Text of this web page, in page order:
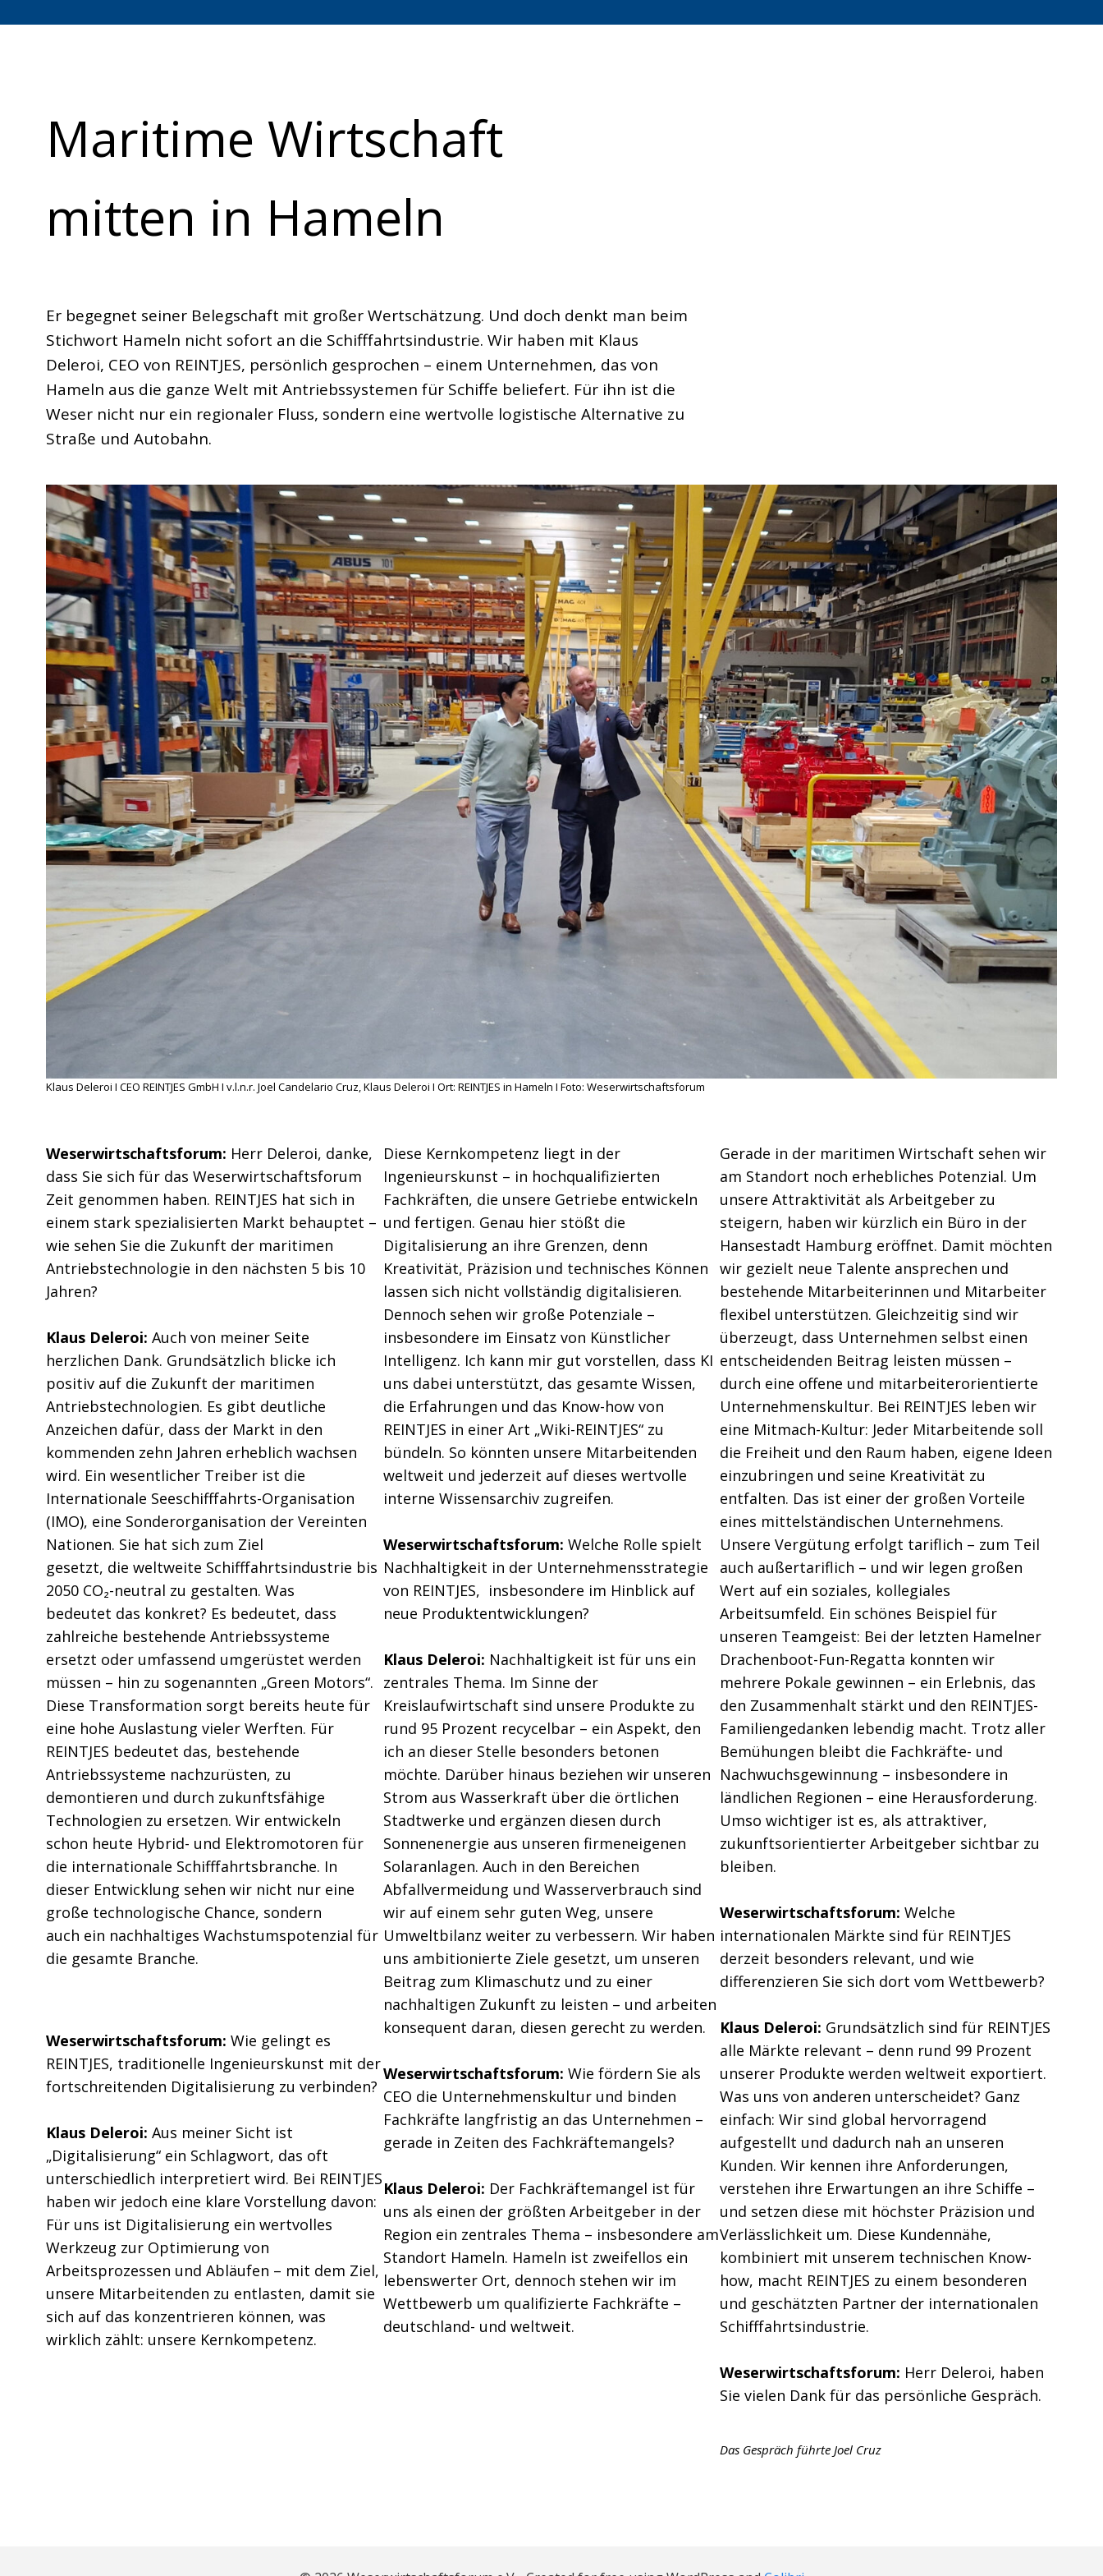
Maritime Wirtschaft
mitten in Hameln
Er begegnet seiner Belegschaft mit großer Wertschätzung. Und doch denkt man beim
Stichwort Hameln nicht sofort an die Schifffahrtsindustrie. Wir haben mit Klaus
Deleroi, CEO von REINTJES, persönlich gesprochen – einem Unternehmen, das von
Hameln aus die ganze Welt mit Antriebssystemen für Schiffe beliefert. Für ihn ist die
Weser nicht nur ein regionaler Fluss, sondern eine wertvolle logistische Alternative zu
Straße und Autobahn.
Klaus Deleroi I CEO REINTJES GmbH I v.l.n.r. Joel Candelario Cruz, Klaus Deleroi I Ort: REINTJES in Hameln I Foto: Weserwirtschaftsforum
Weserwirtschaftsforum: Herr Deleroi, danke,
dass Sie sich für das Weserwirtschaftsforum
Zeit genommen haben. REINTJES hat sich in
einem stark spezialisierten Markt behauptet –
wie sehen Sie die Zukunft der maritimen
Antriebstechnologie in den nächsten 5 bis 10
Jahren?
Klaus Deleroi: Auch von meiner Seite
herzlichen Dank. Grundsätzlich blicke ich
positiv auf die Zukunft der maritimen
Antriebstechnologien. Es gibt deutliche
Anzeichen dafür, dass der Markt in den
kommenden zehn Jahren erheblich wachsen
wird. Ein wesentlicher Treiber ist die
Internationale Seeschifffahrts-Organisation
(IMO), eine Sonderorganisation der Vereinten
Nationen. Sie hat sich zum Ziel
gesetzt, die weltweite Schifffahrtsindustrie bis
2050 CO₂-neutral zu gestalten. Was
bedeutet das konkret? Es bedeutet, dass
zahlreiche bestehende Antriebssysteme
ersetzt oder umfassend umgerüstet werden
müssen – hin zu sogenannten „Green Motors“.
Diese Transformation sorgt bereits heute für
eine hohe Auslastung vieler Werften. Für
REINTJES bedeutet das, bestehende
Antriebssysteme nachzurüsten, zu
demontieren und durch zukunftsfähige
Technologien zu ersetzen. Wir entwickeln
schon heute Hybrid- und Elektromotoren für
die internationale Schifffahrtsbranche. In
dieser Entwicklung sehen wir nicht nur eine
große technologische Chance, sondern
auch ein nachhaltiges Wachstumspotenzial für
die gesamte Branche.
Weserwirtschaftsforum: Wie gelingt es
REINTJES, traditionelle Ingenieurskunst mit der
fortschreitenden Digitalisierung zu verbinden?
Klaus Deleroi: Aus meiner Sicht ist
„Digitalisierung“ ein Schlagwort, das oft
unterschiedlich interpretiert wird. Bei REINTJES
haben wir jedoch eine klare Vorstellung davon:
Für uns ist Digitalisierung ein wertvolles
Werkzeug zur Optimierung von
Arbeitsprozessen und Abläufen – mit dem Ziel,
unsere Mitarbeitenden zu entlasten, damit sie
sich auf das konzentrieren können, was
wirklich zählt: unsere Kernkompetenz.
Diese Kernkompetenz liegt in der
Ingenieurskunst – in hochqualifizierten
Fachkräften, die unsere Getriebe entwickeln
und fertigen. Genau hier stößt die
Digitalisierung an ihre Grenzen, denn
Kreativität, Präzision und technisches Können
lassen sich nicht vollständig digitalisieren.
Dennoch sehen wir große Potenziale –
insbesondere im Einsatz von Künstlicher
Intelligenz. Ich kann mir gut vorstellen, dass KI
uns dabei unterstützt, das gesamte Wissen,
die Erfahrungen und das Know-how von
REINTJES in einer Art „Wiki-REINTJES“ zu
bündeln. So könnten unsere Mitarbeitenden
weltweit und jederzeit auf dieses wertvolle
interne Wissensarchiv zugreifen.
Weserwirtschaftsforum: Welche Rolle spielt
Nachhaltigkeit in der Unternehmensstrategie
von REINTJES, insbesondere im Hinblick auf
neue Produktentwicklungen?
Klaus Deleroi: Nachhaltigkeit ist für uns ein
zentrales Thema. Im Sinne der
Kreislaufwirtschaft sind unsere Produkte zu
rund 95 Prozent recycelbar – ein Aspekt, den
ich an dieser Stelle besonders betonen
möchte. Darüber hinaus beziehen wir unseren
Strom aus Wasserkraft über die örtlichen
Stadtwerke und ergänzen diesen durch
Sonnenenergie aus unseren firmeneigenen
Solaranlagen. Auch in den Bereichen
Abfallvermeidung und Wasserverbrauch sind
wir auf einem sehr guten Weg, unsere
Umweltbilanz weiter zu verbessern. Wir haben
uns ambitionierte Ziele gesetzt, um unseren
Beitrag zum Klimaschutz und zu einer
nachhaltigen Zukunft zu leisten – und arbeiten
konsequent daran, diesen gerecht zu werden.
Weserwirtschaftsforum: Wie fördern Sie als
CEO die Unternehmenskultur und binden
Fachkräfte langfristig an das Unternehmen –
gerade in Zeiten des Fachkräftemangels?
Klaus Deleroi: Der Fachkräftemangel ist für
uns als einen der größten Arbeitgeber in der
Region ein zentrales Thema – insbesondere am
Standort Hameln. Hameln ist zweifellos ein
lebenswerter Ort, dennoch stehen wir im
Wettbewerb um qualifizierte Fachkräfte –
deutschland- und weltweit.
Gerade in der maritimen Wirtschaft sehen wir
am Standort noch erhebliches Potenzial. Um
unsere Attraktivität als Arbeitgeber zu
steigern, haben wir kürzlich ein Büro in der
Hansestadt Hamburg eröffnet. Damit möchten
wir gezielt neue Talente ansprechen und
bestehende Mitarbeiterinnen und Mitarbeiter
flexibel unterstützen. Gleichzeitig sind wir
überzeugt, dass Unternehmen selbst einen
entscheidenden Beitrag leisten müssen –
durch eine offene und mitarbeiterorientierte
Unternehmenskultur. Bei REINTJES leben wir
eine Mitmach-Kultur: Jeder Mitarbeitende soll
die Freiheit und den Raum haben, eigene Ideen
einzubringen und seine Kreativität zu
entfalten. Das ist einer der großen Vorteile
eines mittelständischen Unternehmens.
Unsere Vergütung erfolgt tariflich – zum Teil
auch außertariflich – und wir legen großen
Wert auf ein soziales, kollegiales
Arbeitsumfeld. Ein schönes Beispiel für
unseren Teamgeist: Bei der letzten Hamelner
Drachenboot-Fun-Regatta konnten wir
mehrere Pokale gewinnen – ein Erlebnis, das
den Zusammenhalt stärkt und den REINTJES-
Familiengedanken lebendig macht. Trotz aller
Bemühungen bleibt die Fachkräfte- und
Nachwuchsgewinnung – insbesondere in
ländlichen Regionen – eine Herausforderung.
Umso wichtiger ist es, als attraktiver,
zukunftsorientierter Arbeitgeber sichtbar zu
bleiben.
Weserwirtschaftsforum:Welche
internationalen Märkte sind für REINTJES
derzeit besonders relevant, und wie
differenzieren Sie sich dort vom Wettbewerb?
Klaus Deleroi: Grundsätzlich sind für REINTJES
alle Märkte relevant – denn rund 99 Prozent
unserer Produkte werden weltweit exportiert.
Was uns von anderen unterscheidet? Ganz
einfach: Wir sind global hervorragend
aufgestellt und dadurch nah an unseren
Kunden. Wir kennen ihre Anforderungen,
verstehen ihre Erwartungen an ihre Schiffe –
und setzen diese mit höchster Präzision und
Verlässlichkeit um. Diese Kundennähe,
kombiniert mit unserem technischen Know-
how, macht REINTJES zu einem besonderen
und geschätzten Partner der internationalen
Schifffahrtsindustrie.
Weserwirtschaftsforum: Herr Deleroi, haben
Sie vielen Dank für das persönliche Gespräch.
Das Gespräch führte Joel Cruz